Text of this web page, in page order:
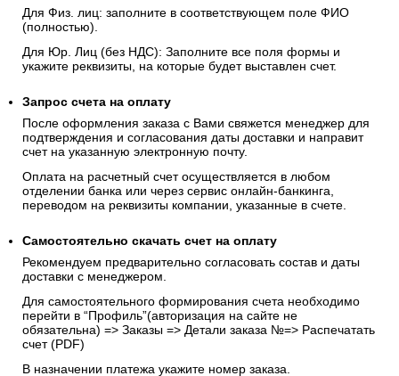
Для Физ. лиц: заполните в соответствующем поле ФИО
(полностью).
Для Юр. Лиц (без НДС): Заполните все поля формы и
укажите реквизиты, на которые будет выставлен счет.
Запрос счета на оплату
После оформления заказа с Вами свяжется менеджер для
подтверждения и согласования даты доставки и направит
счет на указанную электронную почту.
Оплата на расчетный счет осуществляется в любом
отделении банка или через сервис онлайн-банкинга,
переводом на реквизиты компании, указанные в счете.
Самостоятельно скачать счет на оплату
Рекомендуем предварительно согласовать состав и даты
доставки с менеджером.
Для самостоятельного формирования счета необходимо
перейти в “Профиль”(авторизация на сайте не
обязательна) => Заказы => Детали заказа №=> Распечатать
счет (PDF)
В назначении платежа укажите номер заказа.